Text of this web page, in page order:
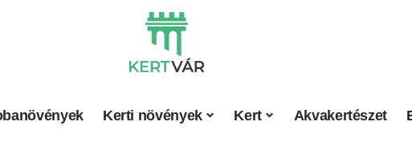
Kerti növények Kert Akvakertészet